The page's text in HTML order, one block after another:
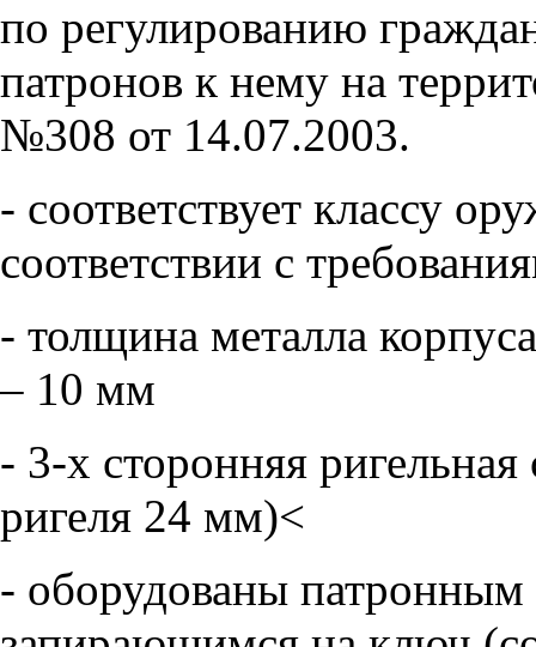
по регулированию
патронов к нему на
№308 от 14.07.2003.
- соответствует классу
соответствии с
- толщина металла
– 10 мм
- 3-х сторонняя
ригеля 24 мм)<
- оборудованы патронным